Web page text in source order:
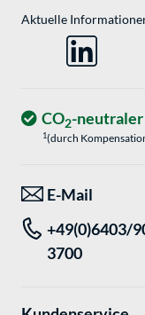
Aktuelle
CO2-neutraler
1(durch
E-Mail
+49(0)6403/
3700